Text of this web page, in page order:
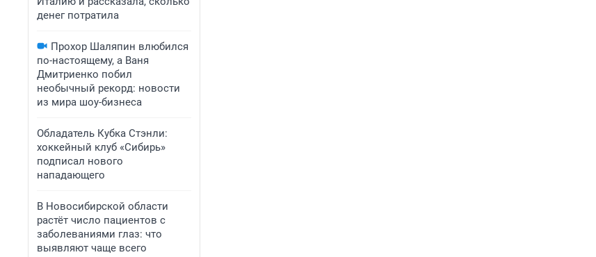
денег потратила
Прохор Шаляпин влюбился
по-настоящему, а Ваня
Дмитриенко побил
необычный рекорд: новости
из мира шоу-бизнеса
Обладатель Кубка Стэнли:
хоккейный клуб «Сибирь»
подписал нового
нападающего
В Новосибирской области
растёт число пациентов с
заболеваниями глаз: что
выявляют чаще всего